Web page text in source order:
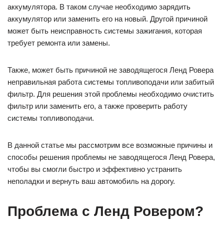
аккумулятора. В таком случае необходимо зарядить
аккумулятор или заменить его на новый. Другой причиной
может быть неисправность системы зажигания, которая
требует ремонта или замены.
Также, может быть причиной не заводящегося Ленд Ровера
неправильная работа системы топливоподачи или забитый
фильтр. Для решения этой проблемы необходимо очистить
фильтр или заменить его, а также проверить работу
системы топливоподачи.
В данной статье мы рассмотрим все возможные причины и
способы решения проблемы не заводящегося Ленд Ровера,
чтобы вы смогли быстро и эффективно устранить
неполадки и вернуть ваш автомобиль на дорогу.
Проблема с Ленд Ровером?